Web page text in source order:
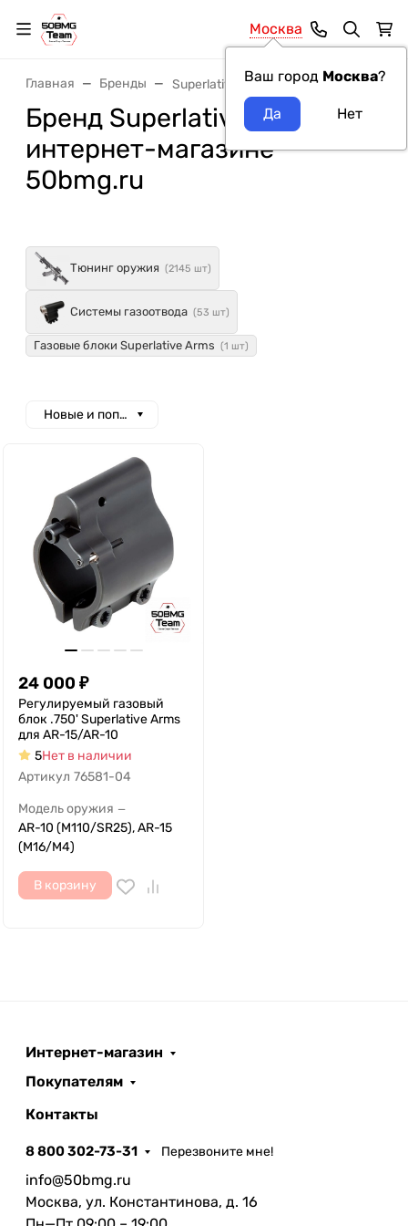
Москва
Ваш город Москва?
Главная Бренды Superlative Arms
Бренд Superlative Arms в
интернет-магазине
50bmg.ru
Тюнинг оружия (2145 шт)
Системы газоотвода (53 шт)
Газовые блоки Superlative Arms (1 шт)
Новые и популярные
24 000 ₽
Регулируемый газовый
блок .750' Superlative Arms
для AR-15/AR-10
5Нет в наличии
Артикул 76581-04
Модель оружия —
AR-10 (M110/SR25), AR-15
(M16/M4)
В корзину
Интернет-магазин
Покупателям
Контакты
8 800 302-73-31 Перезвоните мне!
info@50bmg.ru
Москва, ул. Константинова, д. 16